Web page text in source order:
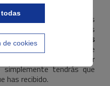
todas
de cookies
ponen a disposición de los
Y uno de los más
duda los
microcréditos
son completamente
pagar intereses por
tendrás que
has recibido.